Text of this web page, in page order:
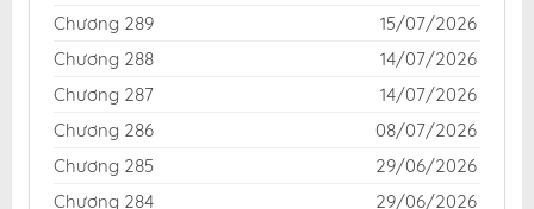
Chương 289
15/07/2026
Chương 288
14/07/2026
Chương 287
14/07/2026
Chương 286
08/07/2026
Chương 285
29/06/2026
Chương 284
29/06/2026